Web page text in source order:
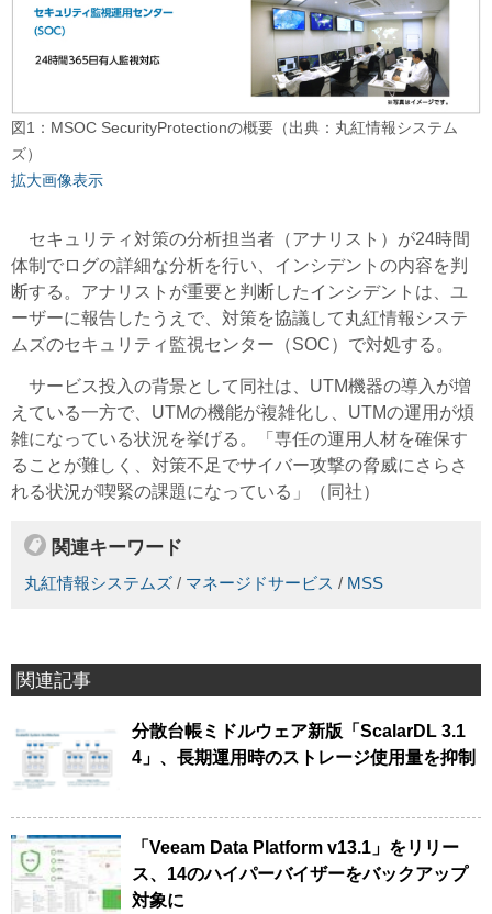
図1：MSOC SecurityProtectionの概要（出典：丸紅情報システム
ズ）
拡大画像表示
セキュリティ対策の分析担当者（アナリスト）が24時間
体制でログの詳細な分析を行い、インシデントの内容を判
断する。アナリストが重要と判断したインシデントは、ユ
ーザーに報告したうえで、対策を協議して丸紅情報システ
ムズのセキュリティ監視センター（SOC）で対処する。
サービス投入の背景として同社は、UTM機器の導入が増
えている一方で、UTMの機能が複雑化し、UTMの運用が煩
雑になっている状況を挙げる。「専任の運用人材を確保す
ることが難しく、対策不足でサイバー攻撃の脅威にさらさ
れる状況が喫緊の課題になっている」（同社）
関連キーワード
丸紅情報システムズ / マネージドサービス / MSS
関連記事
分散台帳ミドルウェア新版「ScalarDL 3.1
4」、長期運用時のストレージ使用量を抑制
「Veeam Data Platform v13.1」をリリー
ス、14のハイパーバイザーをバックアップ
対象に